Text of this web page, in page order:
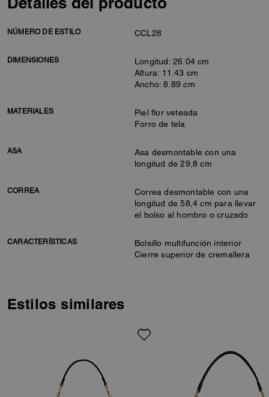
NÚMERO DE ESTILO CCL28
DIMENSIONES
Longitud: 26.04 cm
Altura: 11.43 cm
Ancho: 8.89 cm
MATERIALES
Piel flor veteada
Forro de tela
ASA
Asa desmontable con una
longitud de 29,8 cm
CORREA
Correa desmontable con una
longitud de 58,4 cm para llevar
el bolso al hombro o cruzado
CARACTERÍSTICAS
Bolsillo multifunción interior
Cierre superior de cremallera
Estilos similares